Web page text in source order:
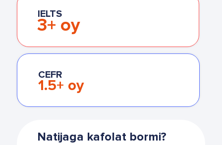
Natijaga kafolat bormi?
IELTS
3+ oy
CEFR
1.5+ oy